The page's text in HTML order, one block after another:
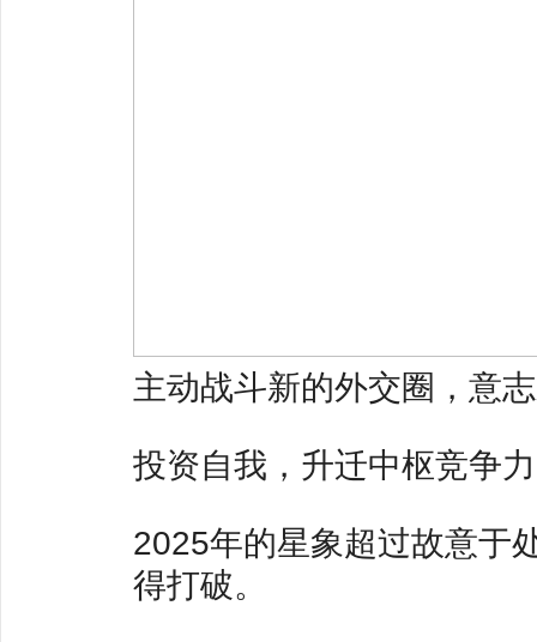
主动战斗新的外交圈，意
投资自我，升迁中枢竞争力
2025年的星象超过故意于
得打破。